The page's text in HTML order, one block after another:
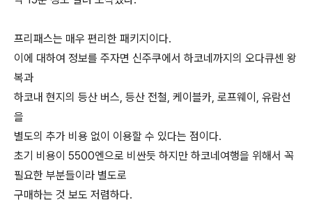
프리패스는 매우 편리한 패키지이다.
이에 대하여 정보를 주자면 신주쿠에서 하코네까지의 오다큐센 왕
복과
하코내 현지의 등산 버스, 등산 전철, 케이블카, 로프웨이, 유람선
을
별도의 추가 비용 없이 이용할 수 있다는 점이다.
초기 비용이 5500엔으로 비싼듯 하지만 하코네여행을 위해서 꼭
필요한 부분들이라 별도로
구매하는 것 보도 저렴하다.